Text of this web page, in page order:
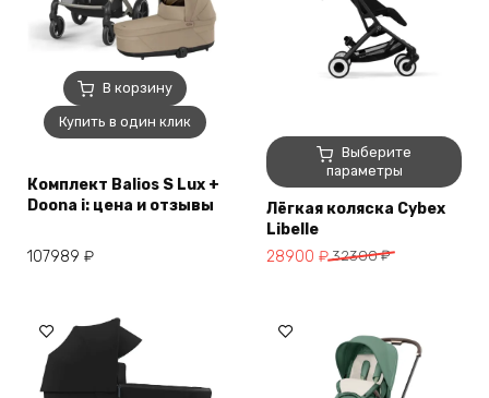
В корзину
Купить в один клик
Комплект Balios S Lux +
Doona i: цена и отзывы
107989 ₽
Выберите
параметры
Этот
товар
имеет
несколько
Опции
странице
товара.
Лёгкая коляска Cybex
Libelle
32300₽
Первоначальная
32300 ₽.
28900 ₽
Текущая